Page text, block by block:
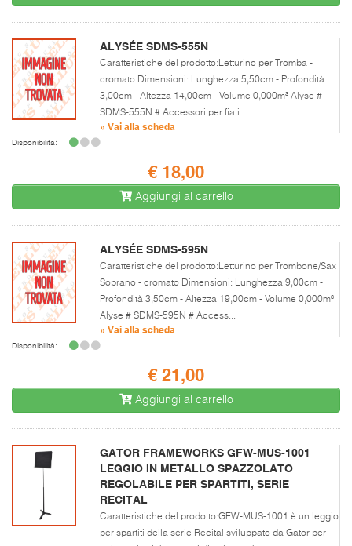
ALYSÉE SDMS-555N
Caratteristiche del prodotto:Letturino per Tromba -
cromato Dimensioni: Lunghezza 5,50cm - Profondità
3,00cm - Altezza 14,00cm - Volume 0,000m³ Alyse #
SDMS-555N # Accessori per fiati...
» Vai alla scheda
Disponibilità:
€ 18,00
Aggiungi al carrello
ALYSÉE SDMS-595N
Caratteristiche del prodotto:Letturino per Trombone/Sax
Soprano - cromato Dimensioni: Lunghezza 9,00cm -
Profondità 3,50cm - Altezza 19,00cm - Volume 0,000m³
Alyse # SDMS-595N # Access...
» Vai alla scheda
Disponibilità:
€ 21,00
Aggiungi al carrello
GATOR FRAMEWORKS GFW-MUS-1001
LEGGIO IN METALLO SPAZZOLATO
REGOLABILE PER SPARTITI, SERIE
RECITAL
Caratteristiche del prodotto:GFW-MUS-1001 è un leggio
per spartiti della serie Recital sviluppato da Gator per